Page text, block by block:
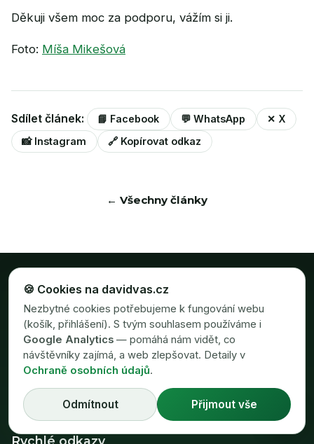
Děkuji všem moc za podporu, vážím si ji.
Foto: Míša Mikešová
Sdílet článek: 📘 Facebook 💬 WhatsApp
✕ X
📸 Instagram
🔗 Kopírovat odkaz
← Všechny články
DAVIDVAŠ
Maratonec 2:23 · půlmaratonec 1:07 · trenér kondičního běhu
(nejvyšší licence) · trénuje od 2017 · soustředění Keňa &
Etiopie 2015–2021
Rychlé odkazy
💬
🍪 Cookies na davidvas.cz
Nezbytné cookies potřebujeme k fungování webu
(košík, přihlášení). S tvým souhlasem používáme i
Google Analytics — pomáhá nám vidět, co
návštěvníky zajímá, a web zlepšovat. Detaily v
Ochraně osobních údajů.
Odmítnout Přijmout vše